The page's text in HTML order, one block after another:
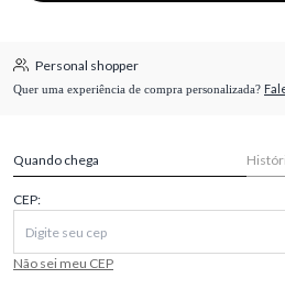
Personal shopper
Quer uma experiência de compra personalizada?
Quando chega
CEP:
Não sei meu CEP